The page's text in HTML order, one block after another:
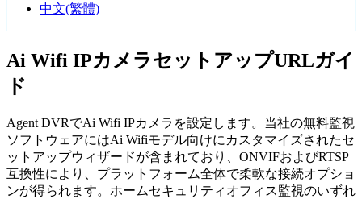
中文(繁體)
Ai Wifi IPカメラセットアップURLガイ
ド
Agent DVRでAi Wifi IPカメラを設定します。当社の無料監視
ソフトウェアにはAi Wifiモデル向けにカスタマイズされたセ
ットアップウィザードが含まれており、ONVIFおよびRTSP
互換性により、プラットフォーム全体で柔軟な接続オプショ
ンが得られます。ホームセキュリティオフィス監視のいずれ